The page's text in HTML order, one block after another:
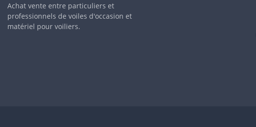
Achat vente entre particuliers et
professionnels de voiles d'occasion et
matériel pour voiliers.